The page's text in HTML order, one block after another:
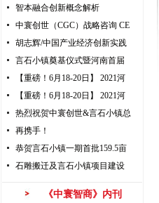
智本融合创新概念解析
中寰创世（CGC）战略咨询 CE
胡志辉/中国产业经济创新实践
言石小镇奠基仪式暨河南首届
【重磅！6月18-20日】 2021河
【重磅！6月18-20日】 2021河
热烈祝贺中寰创世&言石小镇总
再携手！
恭贺言石小镇一期首批159.5亩
石雕搬迁及言石小镇项目建设
《中寰智商》内刊